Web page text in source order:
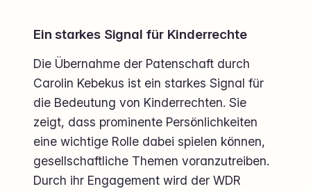
Ein starkes Signal für Kinderrechte
Die Übernahme der Patenschaft durch
Carolin Kebekus ist ein starkes Signal für
die Bedeutung von Kinderrechten. Sie
zeigt, dass prominente Persönlichkeiten
eine wichtige Rolle dabei spielen können,
gesellschaftliche Themen voranzutreiben.
Durch ihr Engagement wird der WDR